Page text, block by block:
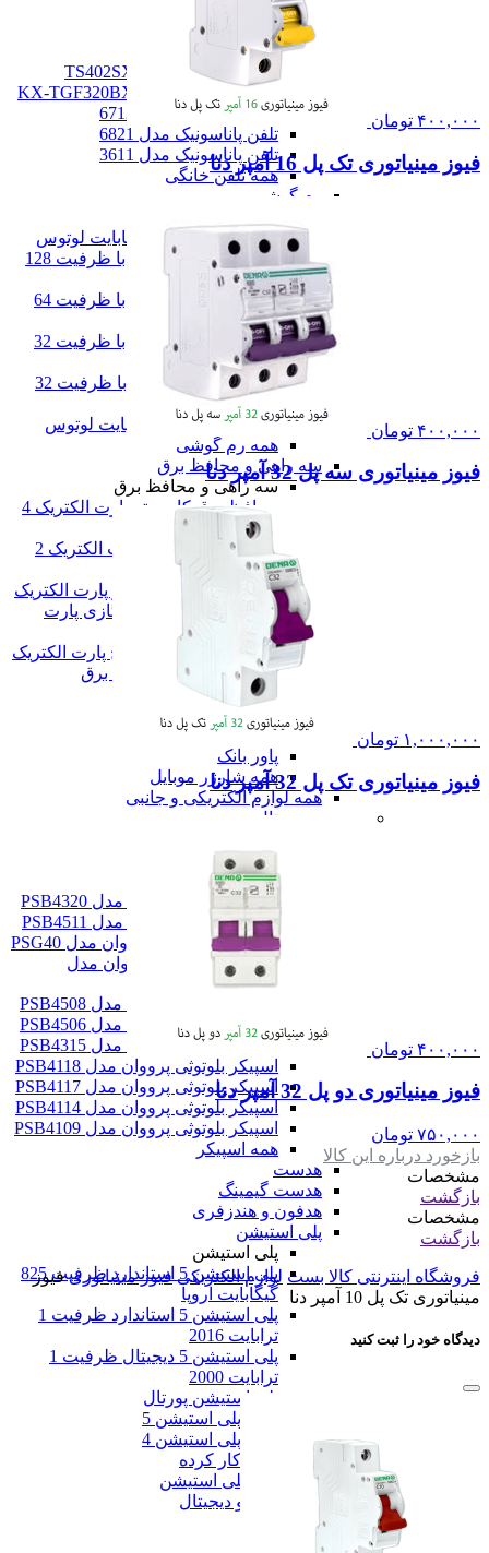
همه آیفون تصویری
تلفن خانگی
تلفن خانگی
تلفن پاناسونیک مدل TS402SX
تلفن پاناسونیک مدل KX-TGF320BX
تلفن پاناسونیک مدل 6712
تلفن پاناسونیک مدل 6821
تلفن پاناسونیک مدل 3611
همه تلفن خانگی
رم گوشی
کارت حافظه 256 گیگابایت لوتوس
رم گوشی سن دیسک با ظرفیت 128
گیگ
رم گوشی سن دیسک با ظرفیت 64
گیگ
رم گوشی سن دیسک با ظرفیت 32
گیگ
مموری کارت کیوشیا با ظرفیت 32
گیگابایت
کارت حافظه 16 گیگابایت لوتوس
همه رم گوشی
سه راهی و محافظ برق
سه راهی و محافظ برق
محافظ برق کامپیوتر پارت الکتریک 4
خانه 1/8 متری
محافظ برق یخچال پارت الکتریک 2
خانه 1/8 متری
محافظ برق پشت کنتور پارت الکتریک
محافظ ولتاژ برق کولرگازی پارت
الکتریک
محافظ نوسان برق پکیج پارت الکتریک
همه سه راهی و محافظ برق
شارژر موبایل
شارژر موبایل
شارژر دیواری
پاور بانک
همه شارژر موبایل
همه لوازم الکتریکی و جانبی
صوت و دیجیتال
اسپیکر
اسپیکر کوچک پرووان مدل PSB4320
اسپیکر کوچک پرووان مدل PSB4511
اسپیکر قابل حمل پرووان مدل PSG40
اسپیکر فلش خور پرووان مدل
PSB4325
اسپیکر خانگی پرووان مدل PSB4508
اسپیکر خانگی پرووان مدل PSB4506
اسپیکر خانگی پرووان مدل PSB4315
اسپیکر بلوتوثی پرووان مدل PSB4118
اسپیکر بلوتوثی پرووان مدل PSB4117
اسپیکر بلوتوثی پرووان مدل PSB4114
اسپیکر بلوتوثی پرووان مدل PSB4109
همه اسپیکر
هدست
هدست گیمینگ
هدفون و هندزفری
پلی استیشن
پلی استیشن
پلی استیشن 5 استاندارد ظرفیت 825
گیگابایت اروپا
پلی استیشن 5 استاندارد ظرفیت 1
ترابایت 2016
پلی استیشن 5 دیجیتال ظرفیت 1
ترابایت 2000
پلی استیشن پورتال
بازی پلی استیشن 5
بازی پلی استیشن 4
بازی کار کرده
همه پلی استیشن
همه صوت و دیجیتال
همه دسته ها
فروشگاه
۴۰۰,۰۰۰ تومان
فیوز مینیاتوری تک پل 16 آمپر دنا
۴۰۰,۰۰۰ تومان
فیوز مینیاتوری سه پل 32 آمپر دنا
۱,۰۰۰,۰۰۰ تومان
فیوز مینیاتوری تک پل 32 آمپر دنا
۴۰۰,۰۰۰ تومان
فیوز مینیاتوری دو پل 32 آمپر دنا
۷۵۰,۰۰۰ تومان
بازخورد درباره این کالا
مشخصات
بازگشت
مشخصات
بازگشت
فروشگاه اینترنتی کالا بست لوازم الکتریکی فیوز مینیاتوری فیوز
مینیاتوری تک پل 10 آمپر دنا
دیدگاه خود را ثبت کنید